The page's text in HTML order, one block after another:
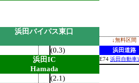
浜田バイパス東口
↓無料区間
(0.3) 浜田道路
浜田IC E74 浜田自動車
Hamada
(2.1)